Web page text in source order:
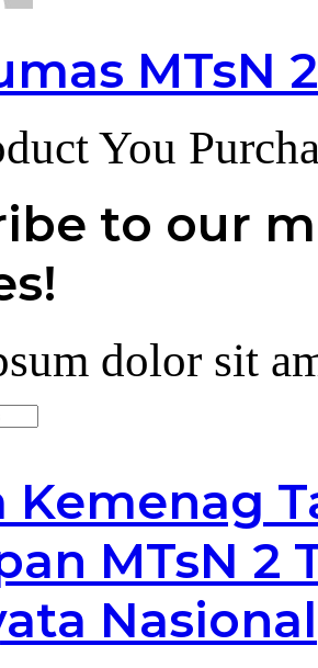
MTsN
You
to our
dolor sit
Kemenag
MTsN 2
Nasional